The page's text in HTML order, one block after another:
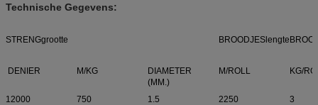
Technische Gegevens:
STRENGgrootte BROODJESlengte
DENIER M/KG
DIAMETER
(MM.)
M/ROLL KG/
12000 750 1.5 2250 3